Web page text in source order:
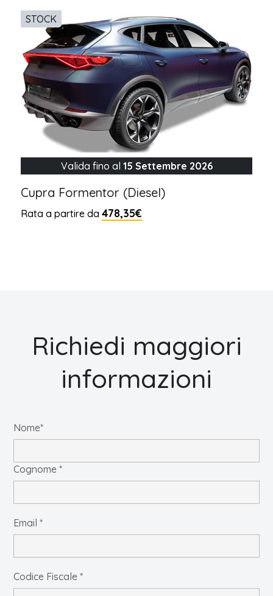
STOCK
Valida fino al 15 Settembre 2026
Cupra Formentor (Diesel)
Rata a partire da478,35€
Richiedi maggiori
informazioni
Nome*
Cognome *
Email *
Codice Fiscale *